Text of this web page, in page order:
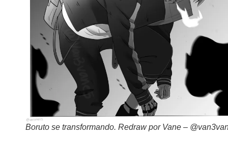
Boruto se transformando. Redraw por Vane –